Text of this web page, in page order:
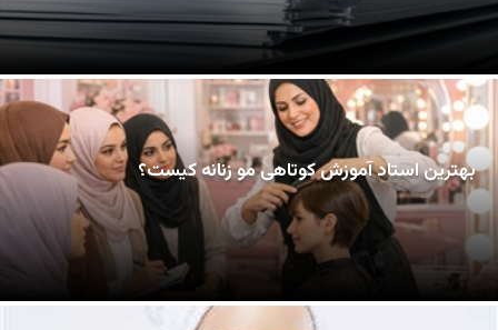
بهترین استاد آموزش کوتاهی مو زنانه کیست؟